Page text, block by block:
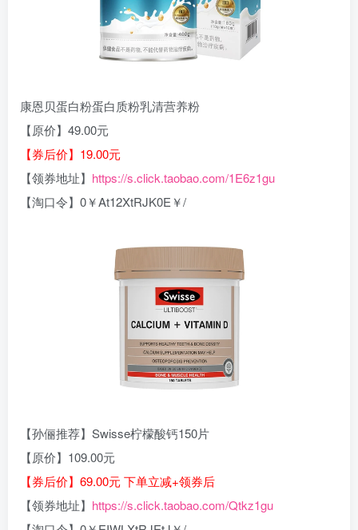
康恩贝蛋白粉蛋白质粉乳清营养粉
【原价】49.00元
【券后价】19.00元
【领券地址】 https://s.click.taobao.com/1E6z1gu
【淘口令】0￥At12XtRJK0E￥/
【孙俪推荐】Swisse柠檬酸钙150片
【原价】109.00元
【券后价】69.00元 下单立减+领券后
【领券地址】 https://s.click.taobao.com/Qtkz1gu